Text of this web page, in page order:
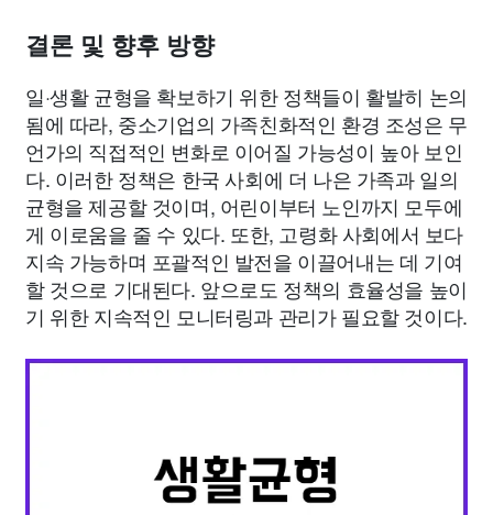
결론 및 향후 방향
일·생활 균형을 확보하기 위한 정책들이 활발히 논의
됨에 따라, 중소기업의 가족친화적인 환경 조성은 무
언가의 직접적인 변화로 이어질 가능성이 높아 보인
다. 이러한 정책은 한국 사회에 더 나은 가족과 일의
균형을 제공할 것이며, 어린이부터 노인까지 모두에
게 이로움을 줄 수 있다. 또한, 고령화 사회에서 보다
지속 가능하며 포괄적인 발전을 이끌어내는 데 기여
할 것으로 기대된다. 앞으로도 정책의 효율성을 높이
기 위한 지속적인 모니터링과 관리가 필요할 것이다.